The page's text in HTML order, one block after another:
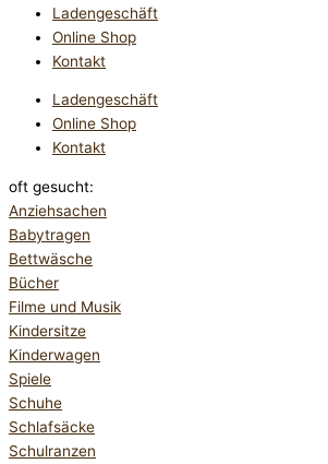
Ladengeschäft
Online Shop
Kontakt
Ladengeschäft
Online Shop
Kontakt
oft gesucht:
Anziehsachen
Babytragen
Bettwäsche
Bücher
Filme und Musik
Kindersitze
Kinderwagen
Spiele
Schuhe
Schlafsäcke
Schulranzen